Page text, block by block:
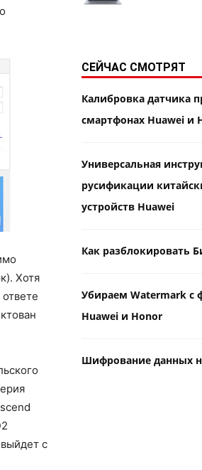
Хотя
с
СЕЙЧАС СМОТРЯТ
Калибровка датчика
смартфонах Huawei и
Универсальная
русификации
устройств Huawei
Как разблокировать
Убираем Watermark с
Huawei и Honor
Шифрование данных